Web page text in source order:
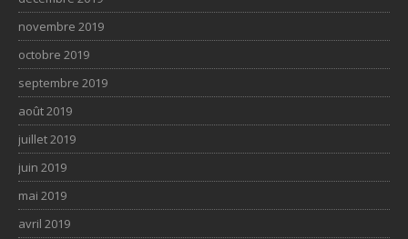
novembre 2019
octobre 2019
septembre 2019
août 2019
juillet 2019
juin 2019
mai 2019
avril 2019